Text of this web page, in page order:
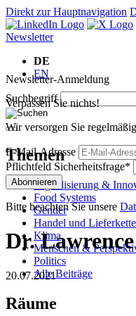
Direkt zur Hauptnavigation
Newsletter
DE
EN
Suchbegriff
Themen
Digitalisierung &
Food Systems
Gender
Handel und
Klima
Menschen &
Politics
Alle Beiträge
Räume
Newsletter-Anmeldung
Verpassen Sie nichts!
Wir versorgen Sie
E-Mail-Adresse
Pflichtfeld Sicherheitsfrage*
Abonnieren
Bitte beachten Sie unsere
Dr.
20.07.2021